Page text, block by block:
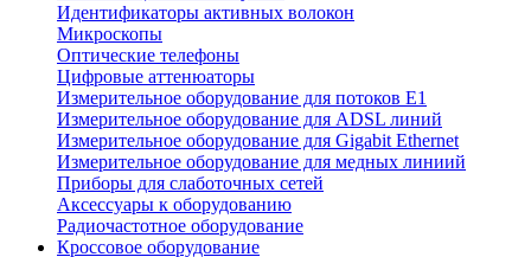
Идентификаторы активных волокон
Микроскопы
Оптические телефоны
Цифровые аттенюаторы
Измерительное оборудование для потоков Е1
Измерительное оборудование для ADSL линий
Измерительное оборудование для Gigabit Ethernet
Измерительное оборудование для медных линиий
Приборы для слаботочных сетей
Аксессуары к оборудованию
Радиочастотное оборудование
Кроссовое оборудование